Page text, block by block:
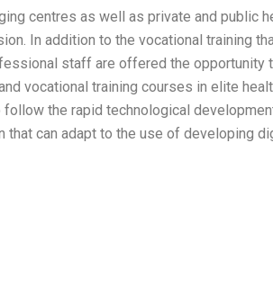
centres as well as private and public
In addition to the vocational training
staff are offered the opportunity
vocational training courses in elite
the rapid technological
that can adapt to the use of developing